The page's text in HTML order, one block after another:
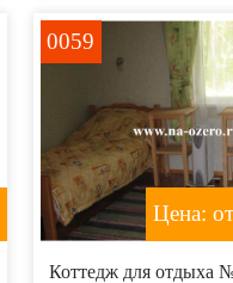
0059
Цена:
Коттедж для отдыха